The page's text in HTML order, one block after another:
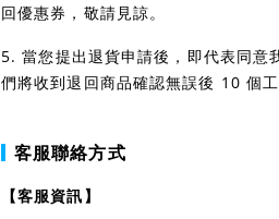
回優惠券，敬請見諒。
5. 當您提出退貨申請後，即代表同意
們將收到退回商品確認無誤後 10 個
客服聯絡方式
【客服資訊】